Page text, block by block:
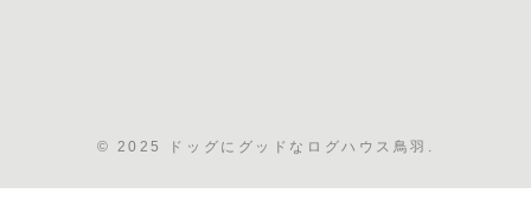
© 2025 ドッグにグッドなログハウス鳥羽.